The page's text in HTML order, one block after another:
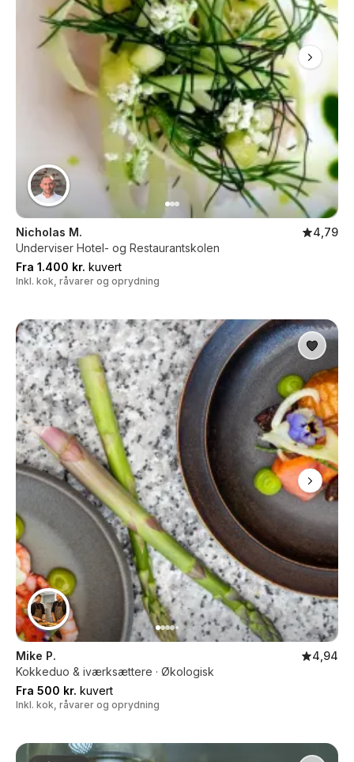
Nicholas M.
4,79
Underviser Hotel- og Restaurantskolen
Fra 1.400 kr. kuvert
Inkl. kok, råvarer og oprydning
Mike P.
4,94
Kokkeduo & iværksættere · Økologisk
Fra 500 kr. kuvert
Inkl. kok, råvarer og oprydning